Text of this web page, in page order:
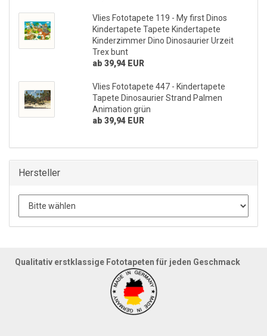
Vlies Fototapete 119 - My first Dinos
Kindertapete Tapete Kindertapete
Kinderzimmer Dino Dinosaurier Urzeit
Trex bunt
ab 39,94 EUR
Vlies Fototapete 447 - Kindertapete
Tapete Dinosaurier Strand Palmen
Animation grün
ab 39,94 EUR
Hersteller
Qualitativ erstklassige Fototapeten für jeden Geschmack